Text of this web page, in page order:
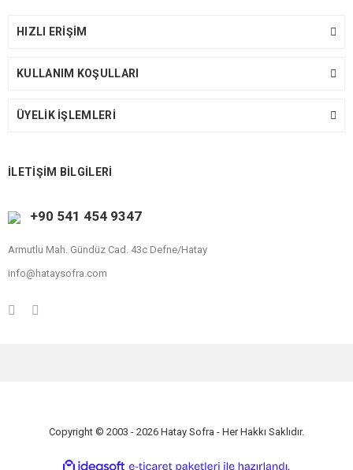
HIZLI ERİŞİM
KULLANIM KOŞULLARI
ÜYELİK İŞLEMLERİ
İLETİŞİM BİLGİLERİ
+90 541 454 9347
Armutlu Mah. Gündüz Cad. 43c Defne/Hatay
info@hataysofra.com
Copyright © 2003 - 2026 Hatay Sofra - Her Hakkı Saklıdır.
ideasoft e-